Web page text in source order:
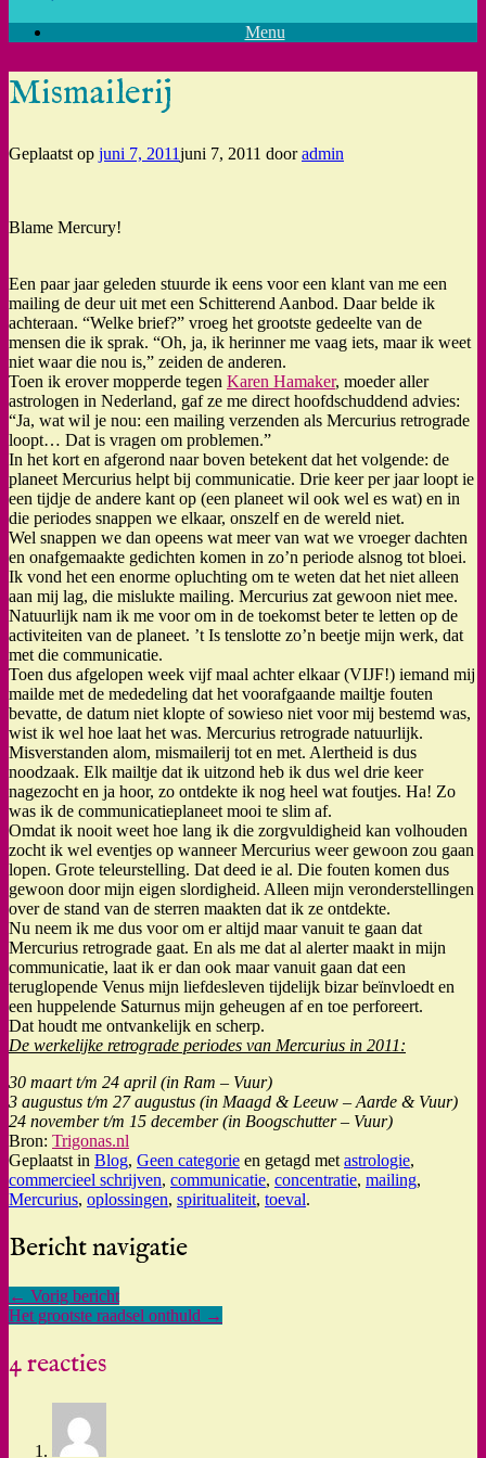
Menu
Mismailerij
Geplaatst op juni 7, 2011juni 7, 2011 dooradmin
Blame Mercury!
Een paar jaar geleden stuurde ik eens voor een klant van me een
mailing de deur uit met een Schitterend Aanbod. Daar belde ik
achteraan. “Welke brief?” vroeg het grootste gedeelte van de
mensen die ik sprak. “Oh, ja, ik herinner me vaag iets, maar ik weet
niet waar die nou is,” zeiden de anderen.
Toen ik erover mopperde tegen Karen Hamaker, moeder aller
astrologen in Nederland, gaf ze me direct hoofdschuddend advies:
“Ja, wat wil je nou: een mailing verzenden als Mercurius retrograde
loopt… Dat is vragen om problemen.”
In het kort en afgerond naar boven betekent dat het volgende: de
planeet Mercurius helpt bij communicatie. Drie keer per jaar loopt ie
een tijdje de andere kant op (een planeet wil ook wel es wat) en in
die periodes snappen we elkaar, onszelf en de wereld niet.
Wel snappen we dan opeens wat meer van wat we vroeger dachten
en onafgemaakte gedichten komen in zo’n periode alsnog tot bloei.
Ik vond het een enorme opluchting om te weten dat het niet alleen
aan mij lag, die mislukte mailing. Mercurius zat gewoon niet mee.
Natuurlijk nam ik me voor om in de toekomst beter te letten op de
activiteiten van de planeet. ’t Is tenslotte zo’n beetje mijn werk, dat
met die communicatie.
Toen dus afgelopen week vijf maal achter elkaar (VIJF!) iemand mij
mailde met de mededeling dat het voorafgaande mailtje fouten
bevatte, de datum niet klopte of sowieso niet voor mij bestemd was,
wist ik wel hoe laat het was. Mercurius retrograde natuurlijk.
Misverstanden alom, mismailerij tot en met. Alertheid is dus
noodzaak. Elk mailtje dat ik uitzond heb ik dus wel drie keer
nagezocht en ja hoor, zo ontdekte ik nog heel wat foutjes. Ha! Zo
was ik de communicatieplaneet mooi te slim af.
Omdat ik nooit weet hoe lang ik die zorgvuldigheid kan volhouden
zocht ik wel eventjes op wanneer Mercurius weer gewoon zou gaan
lopen. Grote teleurstelling. Dat deed ie al. Die fouten komen dus
gewoon door mijn eigen slordigheid. Alleen mijn veronderstellingen
over de stand van de sterren maakten dat ik ze ontdekte.
Nu neem ik me dus voor om er altijd maar vanuit te gaan dat
Mercurius retrograde gaat. En als me dat al alerter maakt in mijn
communicatie, laat ik er dan ook maar vanuit gaan dat een
teruglopende Venus mijn liefdesleven tijdelijk bizar beïnvloedt en
een huppelende Saturnus mijn geheugen af en toe perforeert.
Dat houdt me ontvankelijk en scherp.
De werkelijke retrograde periodes van Mercurius in 2011:
30 maart t/m 24 april (in Ram – Vuur)
3 augustus t/m 27 augustus (in Maagd & Leeuw – Aarde & Vuur)
24 november t/m 15 december (in Boogschutter – Vuur)
Bron: Trigonas.nl
Geplaatst in Blog, Geen categorie en getagd met astrologie,
commercieel schrijven, communicatie, concentratie, mailing,
Mercurius, oplossingen, spiritualiteit, toeval.
Bericht navigatie
← Vorig bericht
Het grootste raadsel onthuld →
4 reacties